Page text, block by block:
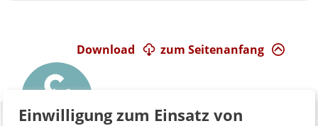
zum Seitenanfang
Download
Einwilligung zum Einsatz von